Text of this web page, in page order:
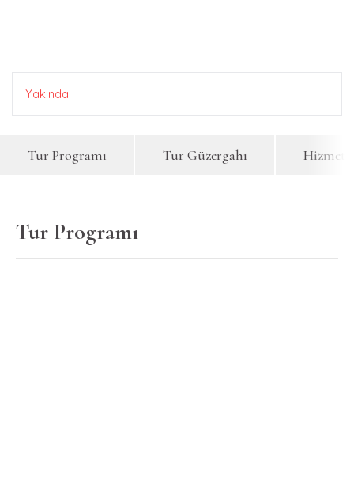
Yakında
Tur Programı Tur Güzergahı
Tur Programı